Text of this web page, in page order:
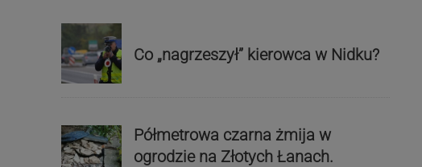
Co „nagrzeszył” kierowca w Nidku?
Półmetrowa czarna żmija w
ogrodzie na Złotych Łanach.